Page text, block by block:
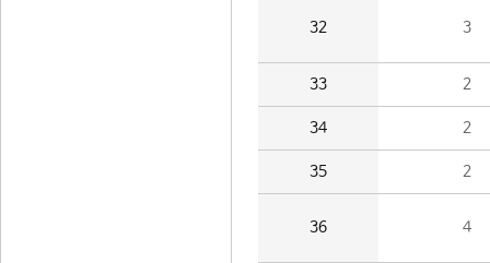
32 3
33 2
34 2
35 2
36 4